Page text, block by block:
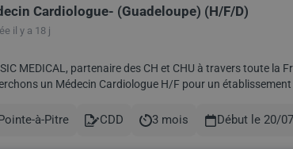
Cardiologue- (Guadeloupe) (H/F/D)
il y a 18 j
MEDICAL, partenaire des CH et CHU à travers toute la
un Médecin Cardiologue H/F pour un établissement de santé en
à-Pitre
Contract
CDD
Durée
3 mois Début le 20/